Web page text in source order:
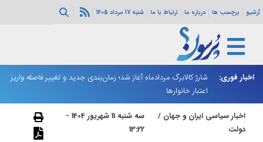
آرشیو برچسب ها درباره ما ارتباط با ما شنبه 17 مرداد 1405
اخبار فوری:
هرمز ادامه
شارژ کالابرگ مردادماه آغاز شد؛ زمان‌بندی جدید و تغییر فاصله واریز
اعتبار خانوارها
اخبار سیاسی ایران و جهان /
دولت
سه شنبه 11 شهریور 1404 -
13:22